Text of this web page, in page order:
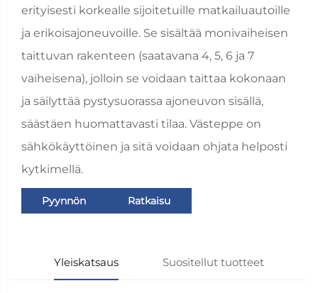
erityisesti korkealle sijoitetuille matkailuautoille
ja erikoisajoneuvoille. Se sisältää monivaiheisen
taittuvan rakenteen (saatavana 4, 5, 6 ja 7
vaiheisena), jolloin se voidaan taittaa kokonaan
ja säilyttää pystysuorassa ajoneuvon sisällä,
säästäen huomattavasti tilaa. Västeppe on
sähkökäyttöinen ja sitä voidaan ohjata helposti
kytkimellä.
Pyynnön
Ratkaisu
Yleiskatsaus Suositellut tuotteet